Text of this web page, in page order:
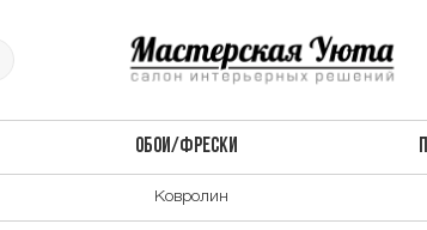
ОБОИ/ФРЕСКИ
Ковролин